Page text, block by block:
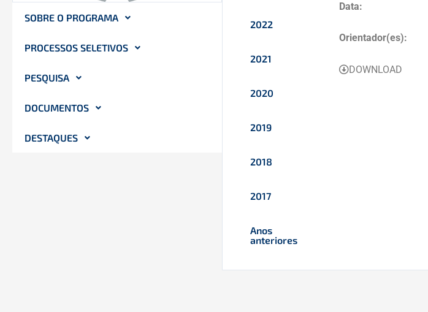
SOBRE O PROGRAMA
PROCESSOS SELETIVOS
PESQUISA
DOCUMENTOS
DESTAQUES
2022
2021
2020
2019
2018
2017
Anos
anteriores
Data:
Orientador(es):
DOWNLOAD